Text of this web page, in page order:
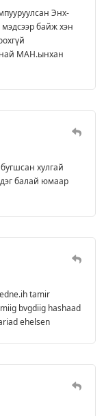
Энх-
байж хэн
МАН.ынхан
хулгай
балай юмаар
tamir
bvgdiig hashaad
ehelsen